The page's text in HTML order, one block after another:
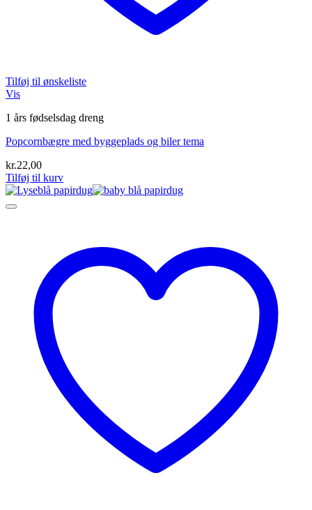
Tilføj til ønskeliste
Vis
1 års fødselsdag dreng
Popcornbægre med byggeplads og biler tema
kr.22,00
Tilføj til kurv